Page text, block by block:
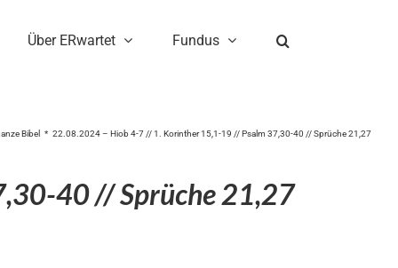
Über ERwartet Fundus
Bibel 22.08.2024 – Hiob 4-7 // 1. Korinther 15,1-19 // Psalm 37,30-40 // Sprüche 21,27
40 // Sprüche 21,27